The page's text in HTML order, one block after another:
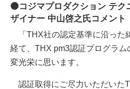
⚫コジマプロダクション テク
ザイナー 中山啓之氏コメント
「THX社の認定基準に沿った
経て、THX pm3認証プログラ
変光栄に思います。
認証取得にご尽力いただいた